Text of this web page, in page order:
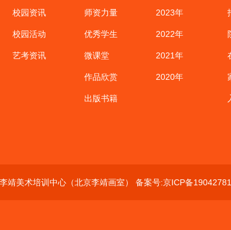
校园资讯
校园活动
艺考资讯
师资力量
优秀学生
微课堂
作品欣赏
出版书籍
2023年
2022年
2021年
2020年
靖美术培训中心（北京李靖画室） 备案号:京ICP备